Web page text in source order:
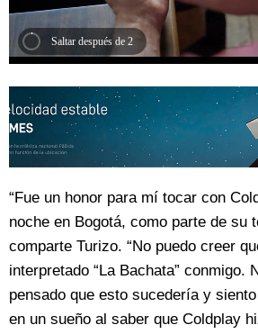
Saltar después de 2
“Fue un honor para mí tocar con
noche en Bogotá, como parte de su
comparte Turizo. “No puedo creer
interpretado “La Bachata” conmigo.
pensado que esto sucedería y
en un sueño al saber que Coldplay